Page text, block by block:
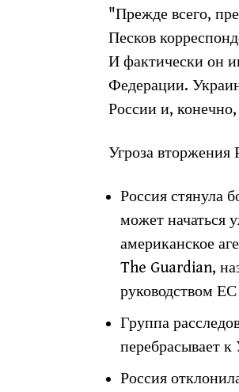
"Прежде всего,
Песков
И фактически он
Федерации.
России и,
Угроза
Россия стянула
может начаться
американское
The Guardian,
руководством
Группа
перебрасывает
Россия